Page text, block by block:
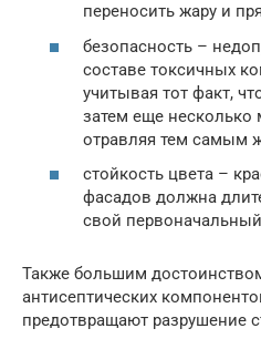
переносить жару и
безопасность –
составе токсичных
учитывая тот факт,
затем еще несколько
отравляя тем самым
стойкость цвета –
фасадов должна
свой
Также большим
антисептических
предотвращают разрушение